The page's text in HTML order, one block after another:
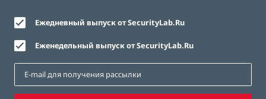
Ежедневный выпуск от SecurityLab.Ru
Еженедельный выпуск от SecurityLab.Ru